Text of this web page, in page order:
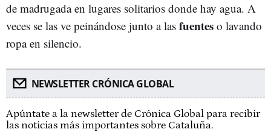
de madrugada en lugares solitarios donde hay agua. A
veces se las ve peinándose junto a las fuentes o lavando
ropa en silencio.
NEWSLETTER CRÓNICA GLOBAL
Apúntate a la newsletter de Crónica Global para recibir
las noticias más importantes sobre Cataluña.